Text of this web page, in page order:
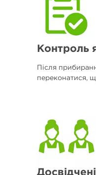
Контроль
Після
переконатися,